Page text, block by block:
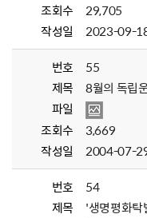
조회수
29,705
작성일
2023-09-
번호
55
제목
8월의 독립
파일
조회수
3,669
작성일
2004-07-
번호
54
제목
'생명평화탁